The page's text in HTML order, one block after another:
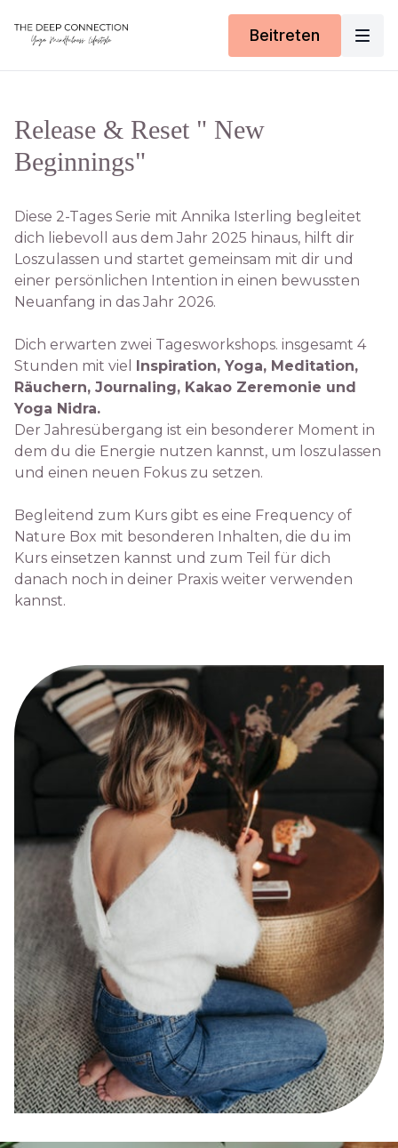
Beitreten
Release & Reset " New
Beginnings"
Diese 2-Tages Serie mit Annika Isterling begleitet
dich liebevoll aus dem Jahr 2025 hinaus, hilft dir
Loszulassen und startet gemeinsam mit dir und
einer persönlichen Intention in einen bewussten
Neuanfang in das Jahr 2026.
Dich erwarten zwei Tagesworkshops. insgesamt 4
Stunden mit viel Inspiration, Yoga, Meditation,
Räuchern, Journaling, Kakao Zeremonie und
Yoga Nidra.
Der Jahresübergang ist ein besonderer Moment in
dem du die Energie nutzen kannst, um loszulassen
und einen neuen Fokus zu setzen.
Begleitend zum Kurs gibt es eine Frequency of
Nature Box mit besonderen Inhalten, die du im
Kurs einsetzen kannst und zum Teil für dich
danach noch in deiner Praxis weiter verwenden
kannst.